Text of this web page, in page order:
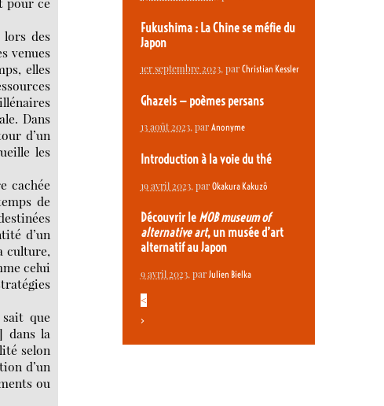
lors des
venues
elles
Dans
d’un
les
cachée
de
d’un
culture,
celui
que
] dans la
selon
d’un
ou
Fukushima : La Chine se méfie du
Japon
1er septembre 2023, par Christian Kessler
Ghazels — poèmes persans
13 août 2023, par Anonyme
Introduction à la voie du thé
19 avril 2023, par Okakura Kakuzô
Découvrir le MOB museum of
alternative art, un musée d’art
alternatif au Japon
9 avril 2023, par Julien Bielka
<
>